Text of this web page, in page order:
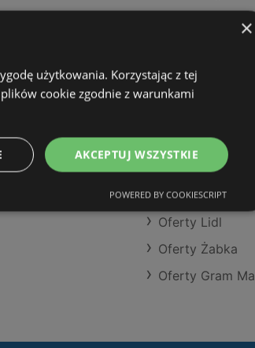
Aktualne
Aktualne
Sklepy Netto w
Podobne
Oferty Selgros
Oferty Eurocash
Oferty Lidl
Oferty Żabka
Oferty Gram
×
użytkowania. Korzystając z tej
cookie zgodnie z warunkami
AKCEPTUJ WSZYSTKIE
POWERED BY COOKIESCRIPT